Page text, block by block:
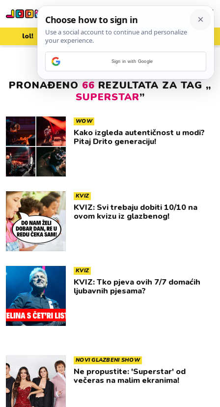
lol! aww vrh! woot?!
PRONAĐENO 66 REZULTATA ZA TAG „
SUPERSTAR”
WOW
Kako izgleda autentičnost u modi?
Pitaj Drito generaciju!
KVIZ
KVIZ: Svi trebaju dobiti 10/10 na
ovom kvizu iz glazbenog!
KVIZ
KVIZ: Tko pjeva ovih 7/7 domaćih
ljubavnih pjesama?
NOVI GLAZBENI SHOW
Ne propustite: 'Superstar' od
večeras na malim ekranima!
Sign in with Google